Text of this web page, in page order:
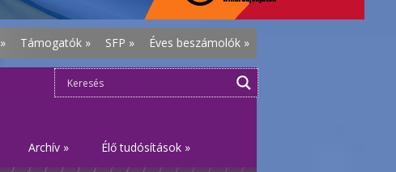
» Támogatók » SFP » Éves beszámolók »
Archív » Élő tudósítások »